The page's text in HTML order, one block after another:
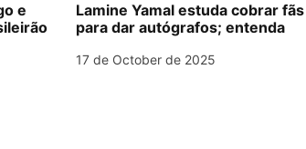
e
Lamine Yamal estuda cobrar fãs
para dar autógrafos; entenda
17 de October de 2025